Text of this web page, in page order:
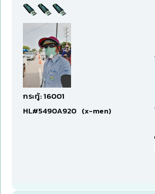
กระทู้: 16001
HL#5490A920 (x-men)